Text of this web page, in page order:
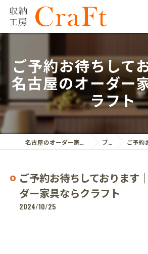
ご予約お待ちして
名古屋のオーダー
ラフト
名古屋のオーダー家具ならクラフト株式会社 ブログ ご予約お待ち
ご予約お待ちしております
ダー家具ならクラフト
2024/10/25